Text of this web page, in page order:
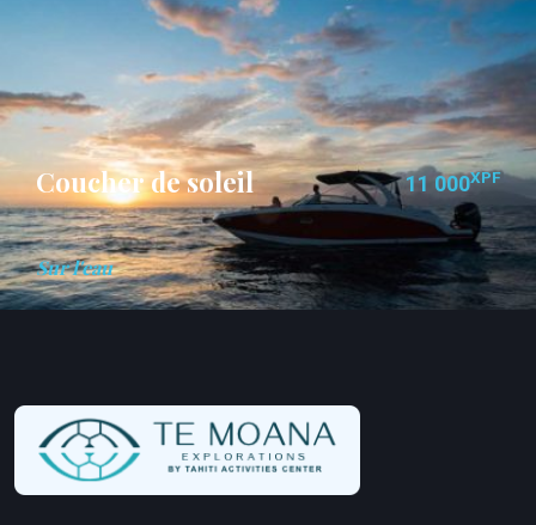
Coucher de soleil
Sur l'eau
11 000XPF